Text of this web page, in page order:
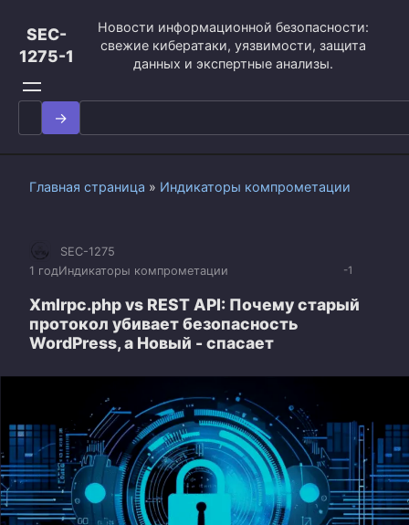
контенту
SEC-
1275-1
Новости информационной безопасности:
свежие кибератаки, уязвимости, защита
данных и экспертные анализы.
Search
for:
Главная страница » Индикаторы компрометации
-1
SEC-1275
1 годИндикаторы компрометации
Xmlrpc.php vs REST API: Почему старый
протокол убивает безопасность
WordPress, а Новый - спасает